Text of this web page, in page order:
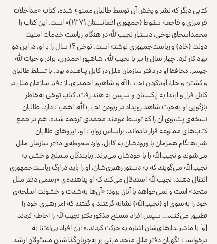
کتابی دیگر که نشر و پخش آن توسط طالبان ممنوع شده، کتاب «مداخلات
فرامرزی و فاجعه سقوط (جمهوری افغانستان ۱۳۷۱)» است. این کتاب را
محمداسحاق توخی، دستیار نجیب‌الله در هنگام ریاست خدمات امنیت
دولت (خاد) و ریاست‌جمهوری نوشته است. توخی ۱۴ سال را با او، در این دو
نهاد کار کرد. چهار سال را نیز با نجیب‌الله، شاهپور احمدزی، برادر و حیات‌الله
جپسر، محافظ او در دفتر سازمان ملل در کابل پناهنده بود. با تسلط طالبان
و کشتن و حلق‌آویزکردن نجیب‌الله و شاهپور احمدزی، از دفتر سازمان ملل در
کابل فرار و ابتدا به پاکستان و سپس به هند رفت. کتاب توخی به‌خاطر
بازگویی او به‌حیث شاهد رویداد در ربودن نجیب‌الله، اهمیت دارد. طالبان
نسخه‌ی پشتوی آن را که توسط مومند محمدی ترجمه شده، هم در جمع
کتاب‌های ممنوعه قرار داده‌اند. براساس روایت او، نیروهای طالبان
شب‌هنگام همزمان با ورودشان به کابل، وارد محوطه‌ی دفتر سازمان ملل
می‌شوند و نجیب‌الله را با خودشان می‌برند. ربایندگان مسلح و خشن به
نجیب‌الله می‌گویند که به دستور رهبری‌شان، او را باید در ارگ ریاست‌جمهوری
انتقال دهند. نجیب‌الله استدلال می‌کند که او پناهنده‌ی «رسمی دفتر ملل
متحد» است و نمی‌خواهد با آنان برود: «آن‌ها به‌شدت و خشونت اسلحه‌ی
خود را به‌سوی او (نجیب‌الله) نشانه گرفتند و گفتند که امر رهبری خود را
تطبیق می‌کنند… سپس افراد مسلح مذکور دکتر نجیب‌الله را احاطه کردند
[و] با ماشیندارهای‌شان اشاره به حرکت کردند.» این افراد بی‌اعتنا به
درخواست نگهبان دفتر ملل متحد مبنی بر به‌جریان‌گذاشتن مسئولان ارشد